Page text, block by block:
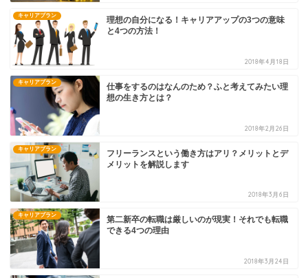
キャリアプラン
理想の自分になる！キャリアアップの3つの意味
と4つの方法！
2018年4月18日
キャリアプラン
仕事をするのはなんのため？ふと考えてみたい理
想の生き方とは？
2018年2月26日
キャリアプラン
フリーランスという働き方はアリ？メリットとデ
メリットを解説します
2018年3月6日
キャリアプラン
第二新卒の転職は厳しいのが現実！それでも転職
できる4つの理由
2018年3月24日